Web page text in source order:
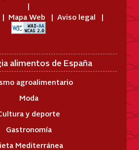
Mapa Web Aviso legal
alimentos de España
agroalimentario
Moda
y deporte
Gastronomía
Mediterránea